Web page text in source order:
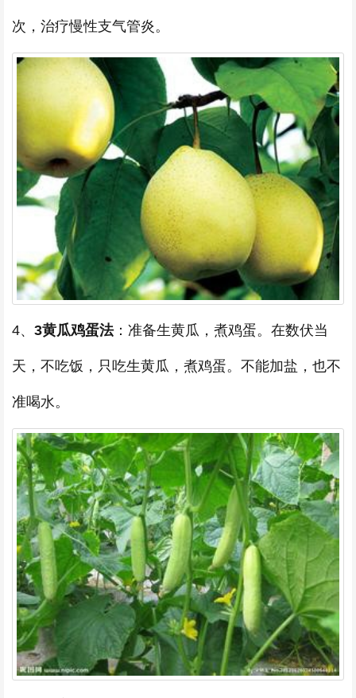
次，治疗慢性支气管炎。
4、 3黄瓜鸡蛋法：准备生黄瓜，煮鸡蛋。在数伏当
天，不吃饭，只吃生黄瓜，煮鸡蛋。不能加盐，也不
准喝水。